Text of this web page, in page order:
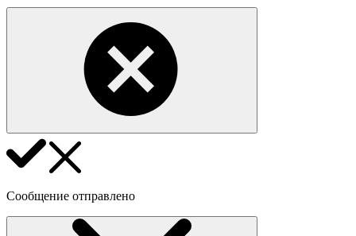
Сообщение отправлено